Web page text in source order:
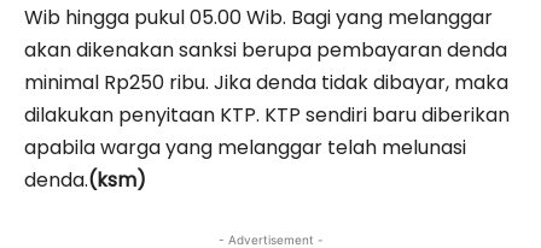
Wib hingga pukul 05.00 Wib. Bagi yang melanggar
akan dikenakan sanksi berupa pembayaran denda
minimal Rp250 ribu. Jika denda tidak dibayar, maka
dilakukan penyitaan KTP. KTP sendiri baru diberikan
apabila warga yang melanggar telah melunasi
denda.(ksm)
- Advertisement -